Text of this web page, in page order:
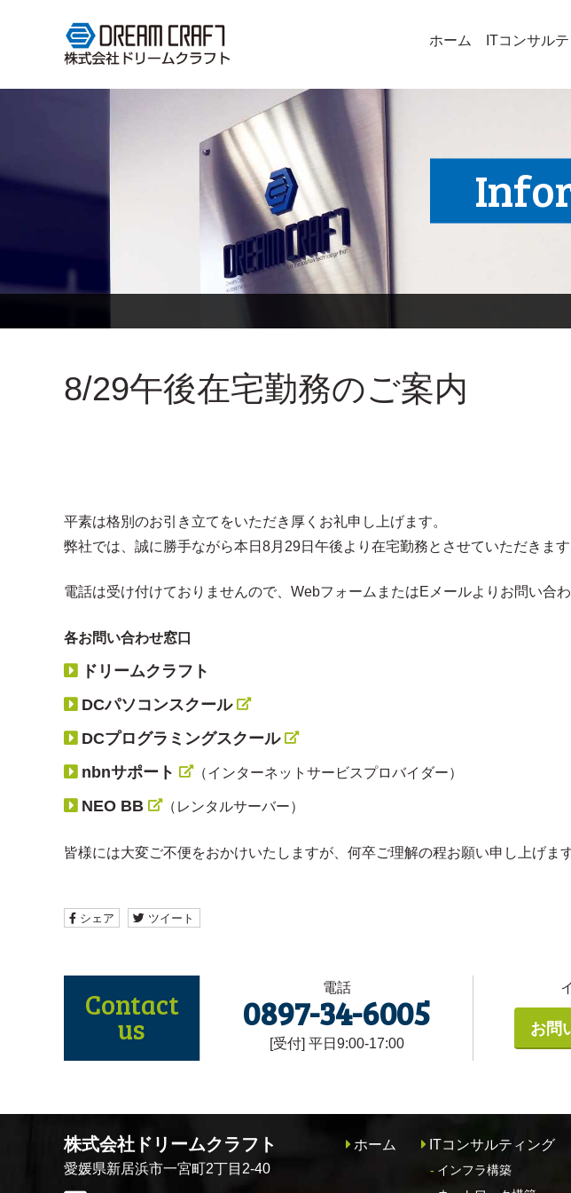
ホーム ITコンサル
8/29午後在宅勤務のご案内
平素は格別のお引き立てをいただき厚くお礼申し上げます。
弊社では、誠に勝手ながら本日8月29日午後より在宅勤務とさせていただきます
電話は受け付けておりませんので、WebフォームまたはEメールよりお問い合わ
各お問い合わせ窓口
ドリームクラフト
DCパソコンスクール
DCプログラミングスクール
nbnサポート
（インターネットサービスプロバイダー）
NEO BB （レンタルサーバー）
皆様には大変ご不便をおかけいたしますが、何卒ご理解の程お願い申し上げます
シェア ツイート
Contact
us
電話
0897-34-6005
[受付] 平日9:00-17:00
お問
ホーム ITコンサルティング
インフラ構築
株式会社ドリームクラフト
愛媛県新居浜市一宮町2丁目2-40